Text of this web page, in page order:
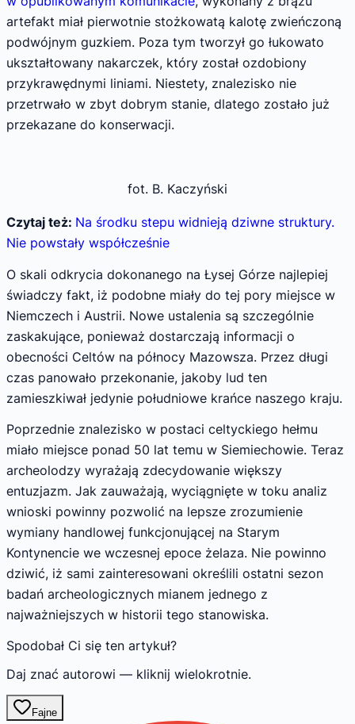
artefakt miał pierwotnie stożkowatą kalotę zwieńczoną
podwójnym guzkiem. Poza tym tworzył go łukowato
ukształtowany nakarczek, który został ozdobiony
przykrawędnymi liniami. Niestety, znalezisko nie
przetrwało w zbyt dobrym stanie, dlatego zostało już
przekazane do konserwacji.
fot. B. Kaczyński
Czytaj też: Na środku stepu widnieją dziwne struktury.
Nie powstały współcześnie
O skali odkrycia dokonanego na Łysej Górze najlepiej
świadczy fakt, iż podobne miały do tej pory miejsce w
Niemczech i Austrii. Nowe ustalenia są szczególnie
zaskakujące, ponieważ dostarczają informacji o
obecności Celtów na północy Mazowsza. Przez długi
czas panowało przekonanie, jakoby lud ten
zamieszkiwał jedynie południowe krańce naszego kraju.
Poprzednie znalezisko w postaci celtyckiego hełmu
miało miejsce ponad 50 lat temu w Siemiechowie. Teraz
archeolodzy wyrażają zdecydowanie większy
entuzjazm. Jak zauważają, wyciągnięte w toku analiz
wnioski powinny pozwolić na lepsze zrozumienie
wymiany handlowej funkcjonującej na Starym
Kontynencie we wczesnej epoce żelaza. Nie powinno
dziwić, iż sami zainteresowani określili ostatni sezon
badań archeologicznych mianem jednego z
najważniejszych w historii tego stanowiska.
Spodobał Ci się ten artykuł?
Daj znać autorowi — kliknij wielokrotnie.
Fajne